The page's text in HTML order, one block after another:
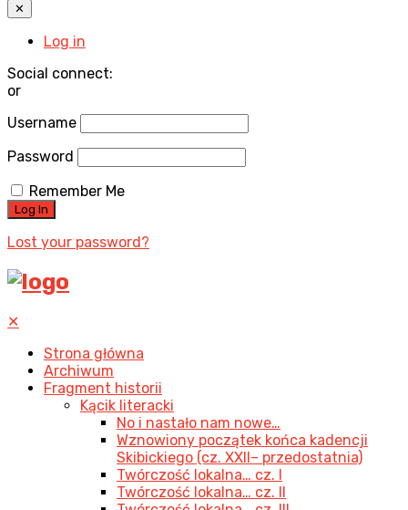
✕
Log in
Social connect:
or
Username
Password
Remember Me
Lost your password?
✕
Strona główna
Archiwum
Fragment historii
Kącik literacki
No i nastało nam nowe…
Wznowiony początek końca kadencji
Skibickiego (cz. XXII– przedostatnia)
Twórczość lokalna… cz. I
Twórczość lokalna… cz. II